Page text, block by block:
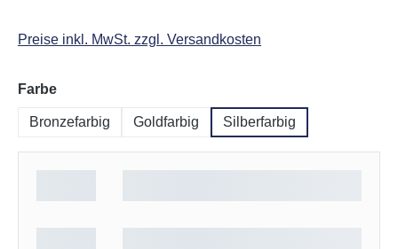
Preise inkl. MwSt. zzgl. Versandkosten
Farbeauswählen
Bronzefarbig Goldfarbig Silberfarbig